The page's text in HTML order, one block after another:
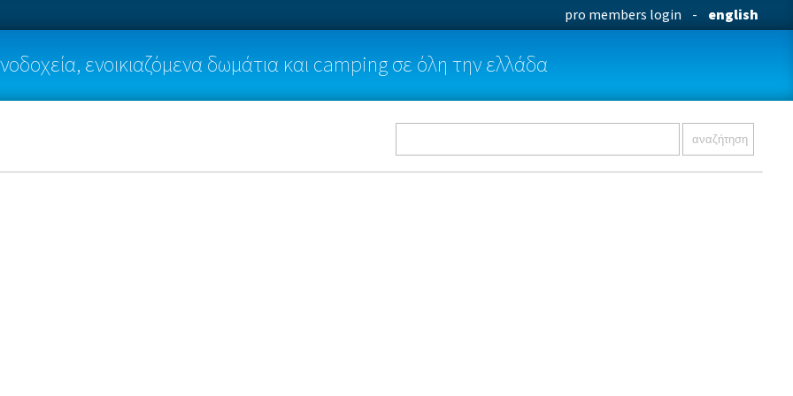
pro members login - english
ενοικιαζόμενα δωμάτια και camping σε όλη την ελλάδα